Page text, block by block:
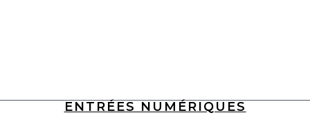
ENTRÉES NUMÉRIQUES